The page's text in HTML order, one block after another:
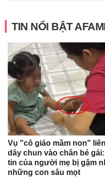
TIN NỔI BẬT
Vụ "cô giáo mầm non"
dây chun vào chân bé
tin của người mẹ bị gặm
những con sâu mọt